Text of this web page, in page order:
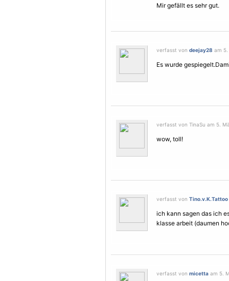
Mir gefällt es sehr gut.
verfasst von deejay28 am 5.
Es wurde
verfasst von TinaSu am 5.
wow, toll!
verfasst von Tino.v.K.Tattoo
ich kann sagen das ich
klasse arbeit (daumen
verfasst von micetta am 5.